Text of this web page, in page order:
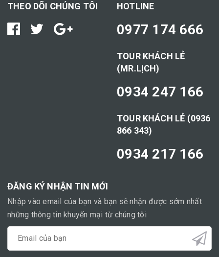
THEO DÕI CHÚNG TÔI HOTLINE
0977 174 666
TOUR KHÁCH LẺ
(MR.LỊCH)
0934 247 166
TOUR KHÁCH LẺ (0936
866 343)
0934 217 166
ĐĂNG KÝ NHẬN TIN MỚI
Nhập vào email của bạn và bạn sẽ nhận được sớm nhất
những thông tin khuyến mại từ chúng tôi